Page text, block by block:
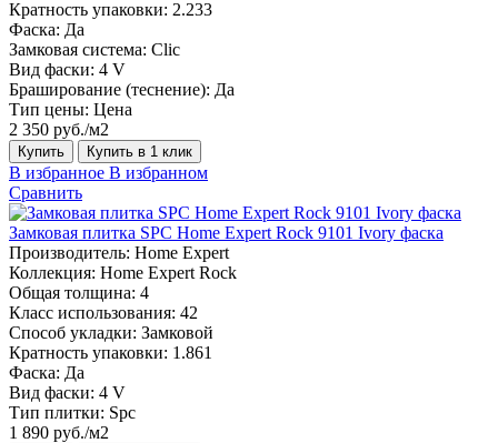
Кратность упаковки: 2.233
Фаска: Да
Замковая система: Сlic
Вид фаски: 4 V
Браширование (теснение): Да
Тип цены: Цена
2 350 руб./м2
Купить Купить в 1 клик
В избранное В избранном
Сравнить
Замковая плитка SPC Home Expert Rock 9101 Ivory фаска
Производитель: Home Expert
Коллекция: Home Expert Rock
Общая толщина: 4
Класс использования: 42
Способ укладки: Замковой
Кратность упаковки: 1.861
Фаска: Да
Вид фаски: 4 V
Тип плитки: Spc
1 890 руб./м2